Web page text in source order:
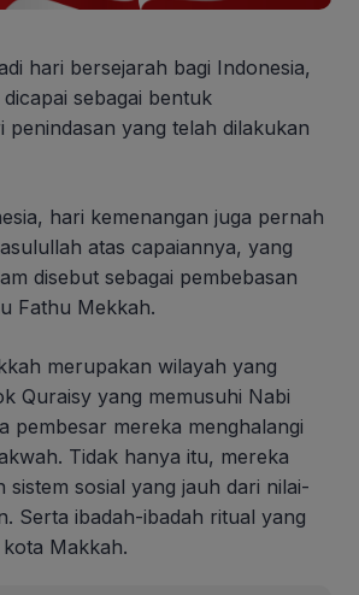
hari bersejarah bagi Indonesia,
sebagai bentuk
penindasan yang telah dilakukan
hari kemenangan juga pernah
atas capaiannya, yang
disebut sebagai pembebasan
Fathu Mekkah.
merupakan wilayah yang
Quraisy yang memusuhi Nabi
pembesar mereka menghalangi
Tidak hanya itu, mereka
sistem sosial yang jauh dari nilai-
Serta ibadah-ibadah ritual yang
Makkah.